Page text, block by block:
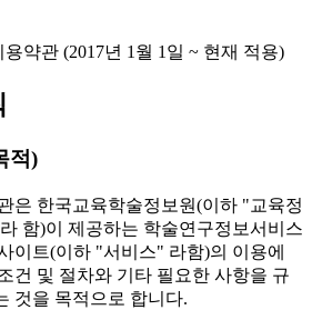
약관 (2017년 1월 1일 ~ 현재 적용)
적)
은 한국교육학술정보원(이하 "교육정
함)이 제공하는 학술연구정보서비스
이트(이하 "서비스" 라함)의 이용에
건 및 절차와 기타 필요한 사항을 규
것을 목적으로 합니다.